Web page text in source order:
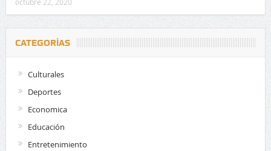
octubre 22, 2020
CATEGORÍAS
Culturales
Deportes
Economica
Educación
Entretenimiento